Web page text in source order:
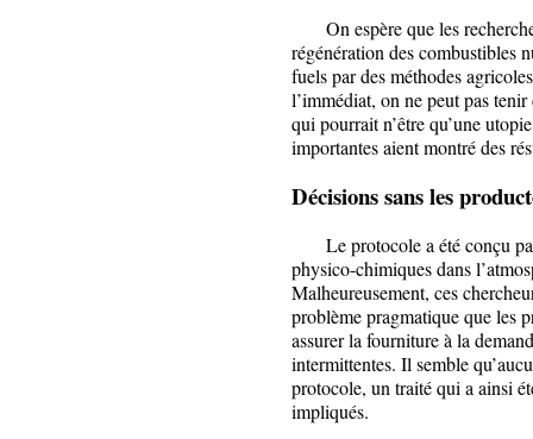
On espère que les
régénération des combustibles
fuels par des méthodes
l’immédiat, on ne peut pas
qui pourrait n’être qu’une
importantes aient montré des
Décisions sans les
Le protocole a été conçu par
physico-chimiques dans
Malheureusement, ces
problème pragmatique que les
assurer la fourniture à la
intermittentes. Il semble
protocole, un traité qui a ainsi
impliqués.